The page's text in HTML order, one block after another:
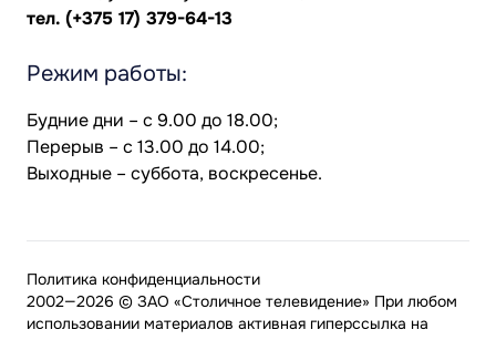
тел. (+375 17) 379-64-13
Режим работы:
Будние дни – с 9.00 до 18.00;
Перерыв – с 13.00 до 14.00;
Выходные – суббота, воскресенье.
2002—2026 © ЗАО «Столичное телевидение» При любом
использовании материалов активная гиперссылка на
Политика конфиденциальности